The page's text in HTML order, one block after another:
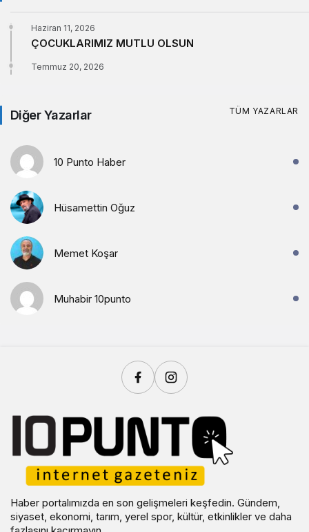
ÇOCUKLARIMIZ MUTLU OLSUN
Haziran 11, 2026
Temmuz 20, 2026
Diğer Yazarlar TÜM YAZARLAR
10 Punto Haber
Hüsamettin Oğuz
Memet Koşar
Muhabir 10punto
Haber portalımızda en son gelişmeleri keşfedin. Gündem,
siyaset, ekonomi, tarım, yerel spor, kültür, etkinlikler ve daha